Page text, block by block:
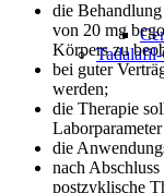
die
von 20 mg
Körpers zu
bei guter
werden;
die Therapie
die
nach
postzyklische